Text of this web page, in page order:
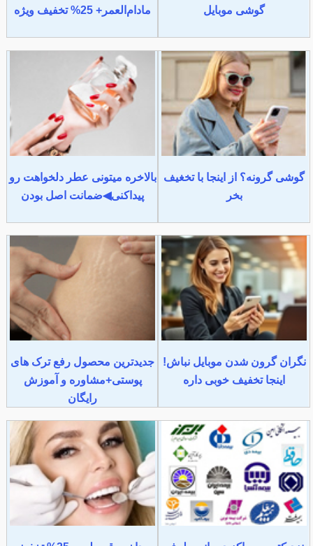
گوشی موبایل
مادام‌العمر+ 25% تخفیف ویژه
گوشی گرونه؟ از اینجا با تخغیف
بخر
بالاخره میتونی عطر دلخواهت رو
پیداکنی◀ضمانت اصل بودن
نگران گرون شدن موبایل نباش!
اینجا تخفیف خوبی داره
جدیدترین محصول رفع ترک های
پوستی+مشاوره و آموزش
رایگان